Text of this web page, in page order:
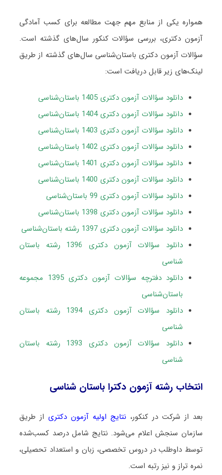
همواره یکی از منابع مهم جهت مطالعه برای کسب آمادگی
آزمون دکتری، بررسی سؤالات کنکور سال‌های گذشته است.
سؤالات آزمون دکتری باستان‌شناسی سال‌های گذشته از طریق
لینک‌های زیر قابل دریافت است:
دانلود سؤالات آزمون دکتری 1405 باستان‌شناسی
دانلود سؤالات آزمون دکتری 1404 باستان‌شناسی
دانلود سؤالات آزمون دکتری 1403 باستان‌شناسی
دانلود سؤالات آزمون دکتری
دانلود سؤالات آزمون دکتری 1401 باستان‌شناسی
دانلود سؤالات آزمون دکتری 1400 باستان‌شناسی
دانلود سؤالات آزمون دکتری 99 باستان‌شناسی
دانلود سؤالات آزمون دکتری 1398 باستان‌شناسی
دانلود سؤالات آزمون دکتری 1397 رشته باستان‌شناسی
دانلود سؤالات آزمون دکتری 1396 رشته باستان
شناسی
دانلود دفترچه سؤالات آزمون دکتری 1395 مجموعه
باستان‌شناسی
دانلود سؤالات آزمون دکتری 1394 رشته باستان
شناسی
دانلود سؤالات آزمون دکتری 1393 رشته باستان
شناسی
انتخاب رشته آزمون دکترا باستان‌ شناسی
بعد از شرکت در کنکور، نتایج اولیه آزمون دکتری از طریق
سازمان سنجش اعلام می‌شود. نتایج شامل درصد کسب‌شده
توسط داوطلب در دروس تخصصی، زبان و استعداد تحصیلی،
نمره تراز و نیز رتبه است.